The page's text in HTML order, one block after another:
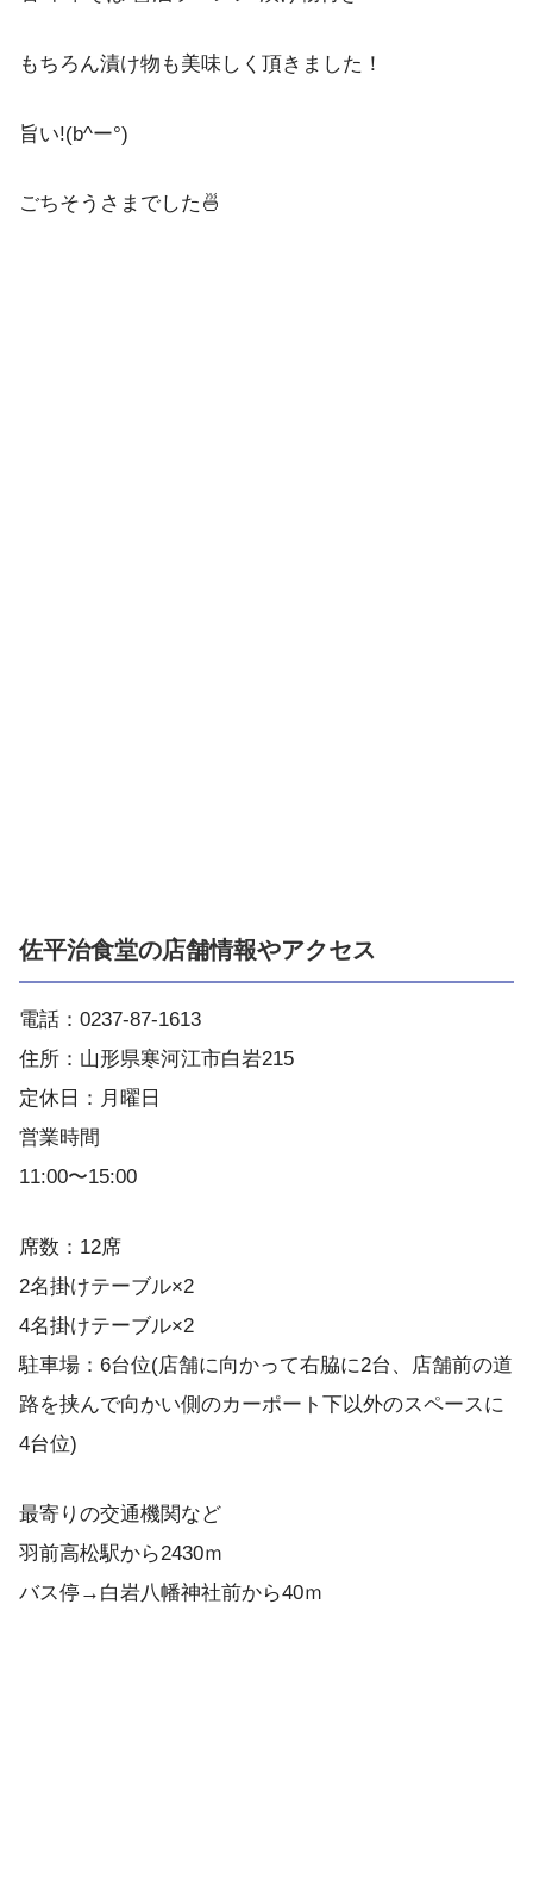
もちろん漬け物も美味しく頂きました！
旨い!(b^ー°)
ごちそうさまでした🍜
佐平治食堂の店舗情報やアクセス
電話：0237-87-1613
住所：山形県寒河江市白岩215
定休日：月曜日
営業時間
11:00〜15:00
席数：12席
2名掛けテーブル×2
4名掛けテーブル×2
駐車場：6台位(店舗に向かって右脇に2台、店舗前の道
路を挟んで向かい側のカーポート下以外のスペースに
4台位)
最寄りの交通機関など
羽前高松駅から2430ｍ
バス停→白岩八幡神社前から40ｍ